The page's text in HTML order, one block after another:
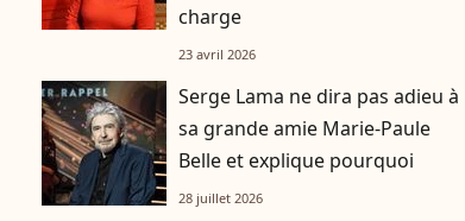
charge
23 avril 2026
Serge Lama ne dira pas adieu à
sa grande amie Marie-Paule
Belle et explique pourquoi
28 juillet 2026